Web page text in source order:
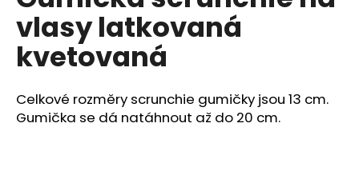
z
5
hvězdiček.
vlasy latkovaná
kvetovaná
Celkové rozměry scrunchie gumičky jsou 13 cm.
Gumička se dá natáhnout až do 20 cm.
a
j
í
?